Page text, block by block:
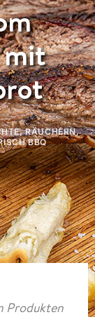
mit
,RÄUCHERN,
BBQ
Produkten